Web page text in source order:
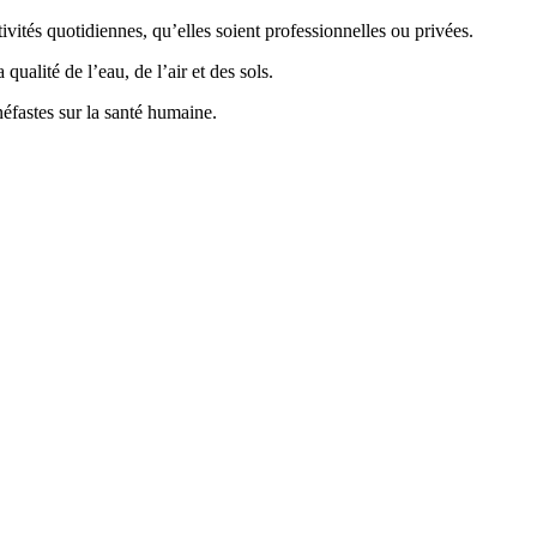
quotidiennes, qu’elles soient professionnelles ou privées.
de l’eau, de l’air et des sols.
sur la santé humaine.